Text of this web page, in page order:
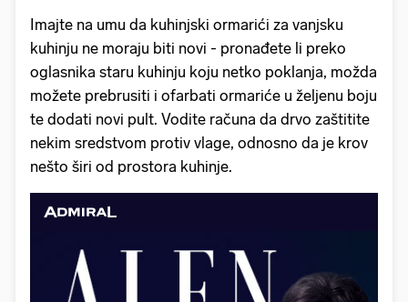
Imajte na umu da kuhinjski ormarići za vanjsku
kuhinju ne moraju biti novi - pronađete li preko
oglasnika staru kuhinju koju netko poklanja, možda
možete prebrusiti i ofarbati ormariće u željenu boju
te dodati novi pult. Vodite računa da drvo zaštitite
nekim sredstvom protiv vlage, odnosno da je krov
nešto širi od prostora kuhinje.